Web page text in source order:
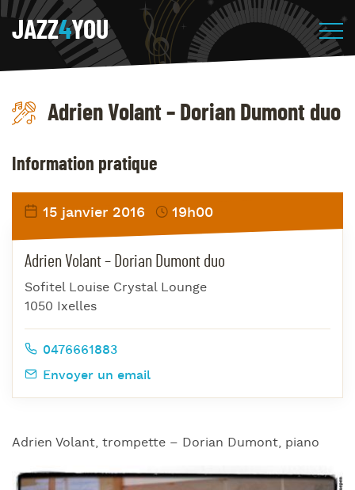
JAZZ4YOU
Adrien Volant – Dorian Dumont duo
Adrien Volant, trompette – Dorian Dumont, piano
Information pratique
15 janvier 2016 19h00
Adrien Volant – Dorian Dumont duo
Sofitel Louise Crystal Lounge
1050 Ixelles
0476661883
Envoyer un email